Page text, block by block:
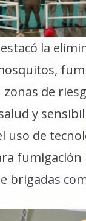
la
de
y
uso de
fumigación
brigadas